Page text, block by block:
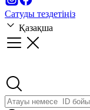
Сатуды тездетіңіз
Қазақша